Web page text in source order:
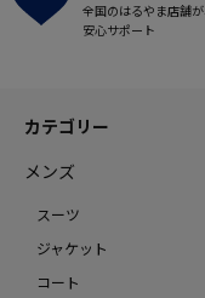
全国のはるやま店舗
安心サポート
カテゴリー
メンズ
スーツ
ジャケット
コート